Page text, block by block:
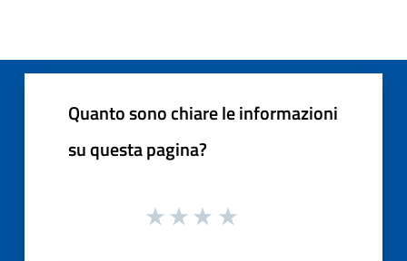
Quanto sono chiare le informazioni
su questa pagina?